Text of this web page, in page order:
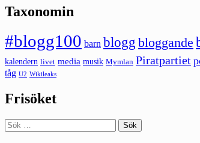
Taxonomin
#blogg100 barn blogg bloggande
kalendern livet media musik Mymlan Piratpartiet
tåg U2 Wikileaks
Frisöket
Sök
efter: